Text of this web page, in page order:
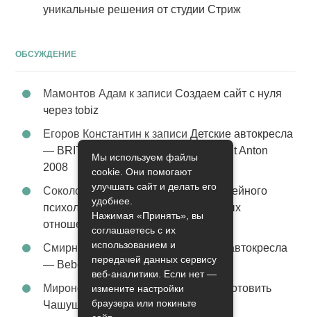
уникальные решения от студии Стриж
ОБСУЖДЕНИЕ
Мамонтов Адам к записиСоздаем сайт с нуля
через tobiz
Егоров Константин к записиДетские автокресла
— BRITAX Evolva 1-2-3 (1-2-3) цвет St Anton
2008
Соколова Эльзак записиУслуги семейного
психолога – стабильность в семейных
отношениях
Смирнова Грацияк записи
Детские автокресла
— Bebe Confort Moby цвет Orange
Миронов Никифорк записи
Как приготовить
Чашушули
Мы используем файлы
cookie. Они помогают
улучшать сайт и делать его
удобнее.
Нажимая «Принять», вы
соглашаетесь с их
использованием и
передачей данных сервису
веб-аналитики. Если нет —
измените настройки
браузера или покиньте